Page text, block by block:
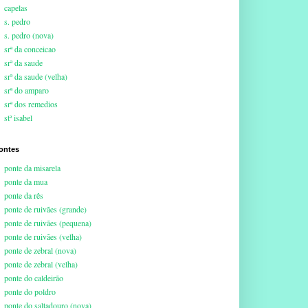
capelas
s. pedro
s. pedro (nova)
srª da conceicao
srª da saude
srª da saude (velha)
srª do amparo
srª dos remedios
stª isabel
ponte da misarela
ponte da mua
ponte da rês
ponte de ruivães (grande)
ponte de ruivães (pequena)
ponte de ruivães (velha)
ponte de zebral (nova)
ponte de zebral (velha)
ponte do caldeirão
ponte do poldro
ponte do saltadouro (nova)